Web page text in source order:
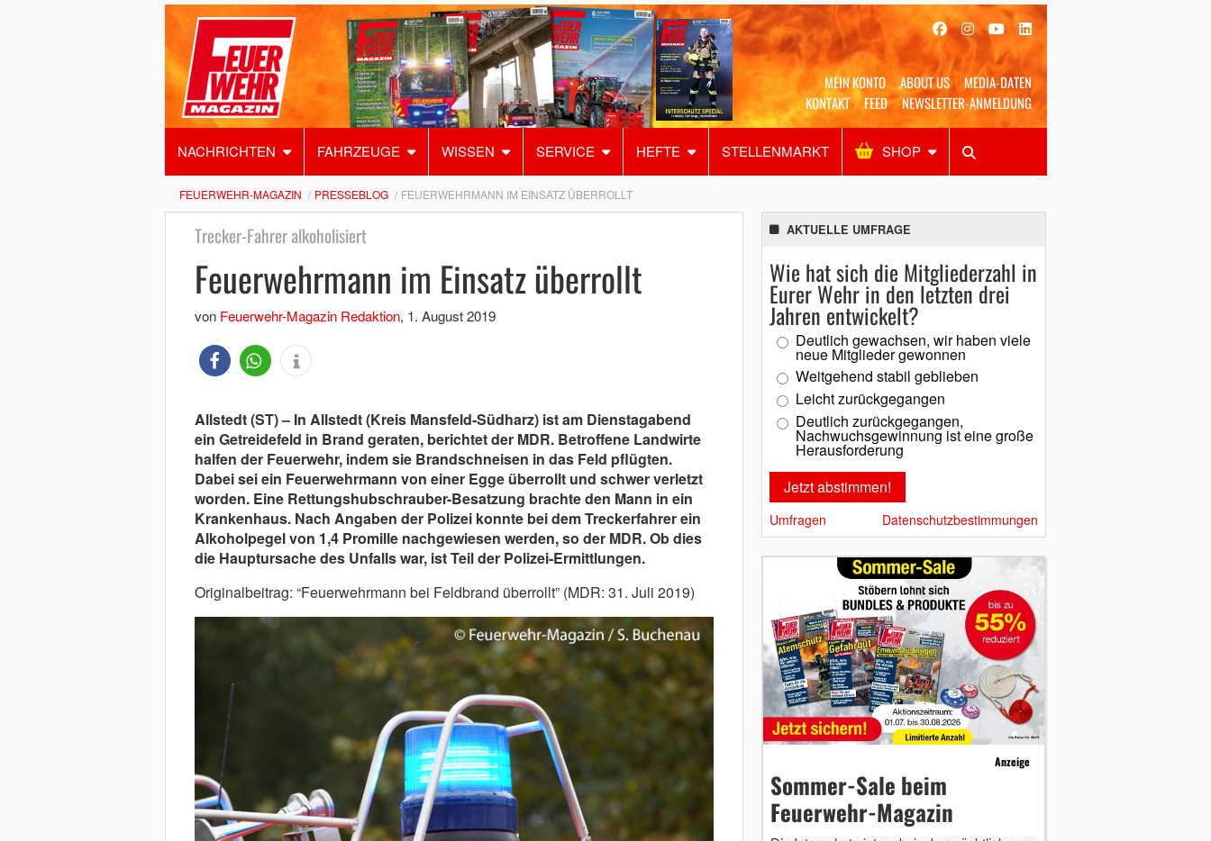
MEIN KONTO ABOUT US
MEDIA-DATEN
KONTAKT
FEED NEWSLETTER-ANMELDUNG
NACHRICHTEN FAHRZEUGE WISSEN SERVICE HEFTE STELLENMARKT SHOP
Alles Shop SUCHEN
FEUERWEHR-MAGAZIN PRESSEBLOG FEUERWEHRMANN IM EINSATZ ÜBERROLLT
Trecker-Fahrer alkoholisiert
Feuerwehrmann im Einsatz überrollt
von Feuerwehr-Magazin Redaktion, 1. August 2019
Allstedt (ST) – In Allstedt (Kreis Mansfeld-Südharz) ist am Dienstagabend
ein Getreidefeld in Brand geraten, berichtet der MDR. Betroffene Landwirte
halfen der Feuerwehr, indem sie Brandschneisen in das Feld pflügten.
Dabei sei ein Feuerwehrmann von einer Egge überrollt und schwer verletzt
worden. Eine Rettungshubschrauber-Besatzung brachte den Mann in ein
Krankenhaus. Nach Angaben der Polizei konnte bei dem Treckerfahrer ein
Alkoholpegel von 1,4 Promille nachgewiesen werden, so der MDR. Ob dies
die Hauptursache des Unfalls war, ist Teil der Polizei-Ermittlungen.
Originalbeitrag: “Feuerwehrmann bei Feldbrand überrollt” (MDR: 31. Juli 2019)
AKTUELLE UMFRAGE
Wie hat sich die Mitgliederzahl in
Eurer Wehr in den letzten drei
Jahren entwickelt?
Deutlich gewachsen, wir haben viele
neue Mitglieder gewonnen
Weitgehend stabil geblieben
Leicht zurückgegangen
Deutlich zurückgegangen,
Nachwuchsgewinnung ist eine große
Herausforderung
Umfragen Datenschutzbestimmungen
Anzeige
Sommer-Sale beim
Feuerwehr-Magazin